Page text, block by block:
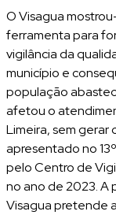
O Visagua
ferramenta para
vigilância da
município e
população
afetou o
Limeira, sem gerar
apresentado no
pelo Centro de
no ano de 2023. A
Visagua pretende